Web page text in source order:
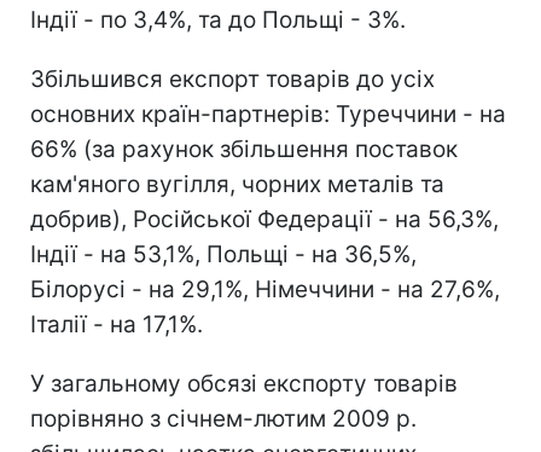
Індії - по 3,4%, та до Польщі - 3%.
Збільшився експорт товарів до усіх
основних країн-партнерів: Туреччини - на
66% (за рахунок збільшення поставок
кам'яного вугілля, чорних металів та
добрив), Російської Феде­рації - на 56,3%,
Індії - на 53,1%, Польщі - на 36,5%,
Білорусі - на 29,1%, Німеччини - на 27,6%,
Італії - на 17,1%.
У загальному обсязі експорту товарів
порівняно з січнем-лютим 2009 р.